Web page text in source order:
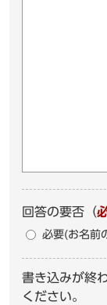
回答の要否 （
必要(お名前
書き込みが終
ください。